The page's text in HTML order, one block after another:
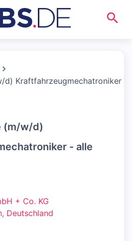
d) Kraftfahrzeugmechatroniker
(m/w/d)
- alle
+ Co. KG
Deutschland